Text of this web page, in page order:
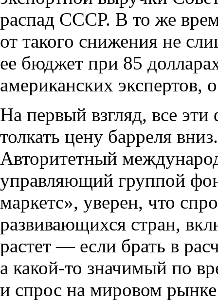
распад СССР. В то же
от такого снижения не
ее бюджет при 85
американских экспертов,
На первый взгляд, все
толкать цену барреля
Авторитетный
управляющий группой
маркетс», уверен, что
развивающихся стран,
растет — если брать в
а какой-то значимый по
и спрос на мировом